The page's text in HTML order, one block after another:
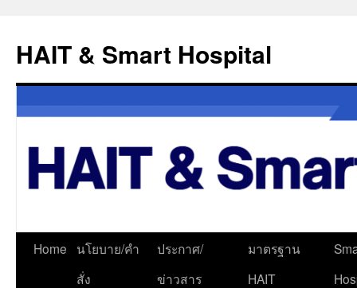
content
HAIT & Smart Hospital
Home
นโยบาย/คำ
สั่ง
ประกาศ/
ข่าวสาร
มาตรฐาน
HAIT